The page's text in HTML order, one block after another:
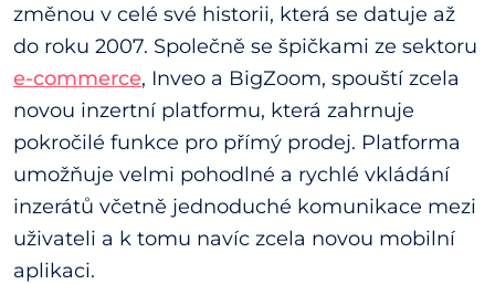
změnou v celé své historii, která se datuje až
do roku 2007. Společně se špičkami ze sektoru
e-commerce, Inveo a BigZoom, spouští zcela
novou inzertní platformu, která zahrnuje
pokročilé funkce pro přímý prodej. Platforma
umožňuje velmi pohodlné a rychlé vkládání
inzerátů včetně jednoduché komunikace mezi
uživateli a k tomu navíc zcela novou mobilní
aplikaci.